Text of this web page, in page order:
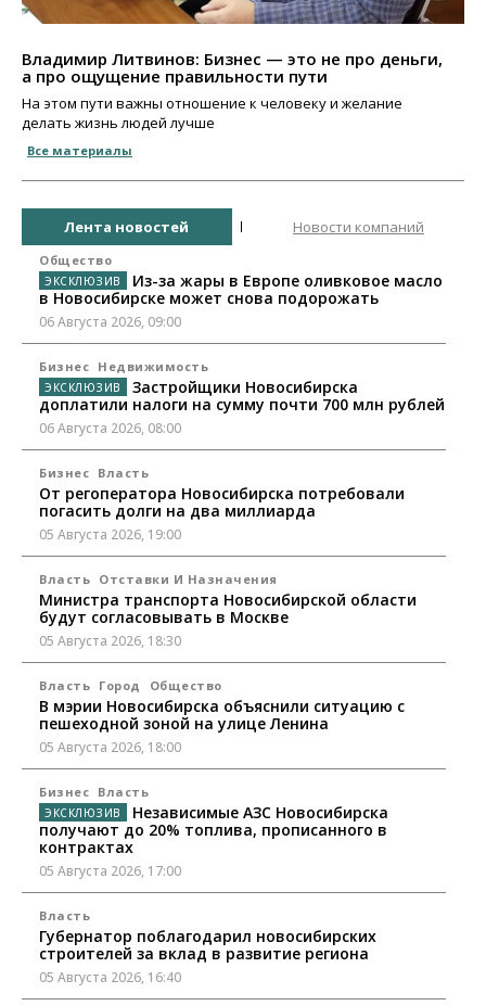
Владимир Литвинов: Бизнес — это не про деньги,
а про ощущение правильности пути
На этом пути важны отношение к человеку и желание
делать жизнь людей лучше
Все материалы
Лента новостей Новости компаний
Общество
Из-за жары в Европе оливковое масло
в Новосибирске может снова подорожать
06 Августа 2026, 09:00
Бизнес Недвижимость
Застройщики Новосибирска
доплатили налоги на сумму почти 700 млн рублей
06 Августа 2026, 08:00
Бизнес Власть
От регоператора Новосибирска потребовали
погасить долги на два миллиарда
05 Августа 2026, 19:00
Власть Отставки И Назначения
Министра транспорта Новосибирской области
будут согласовывать в Москве
05 Августа 2026, 18:30
Власть Город Общество
В мэрии Новосибирска объяснили ситуацию с
пешеходной зоной на улице Ленина
05 Августа 2026, 18:00
Бизнес Власть
Независимые АЗС Новосибирска
получают до 20% топлива, прописанного в
контрактах
05 Августа 2026, 17:00
Власть
Губернатор поблагодарил новосибирских
строителей за вклад в развитие региона
05 Августа 2026, 16:40